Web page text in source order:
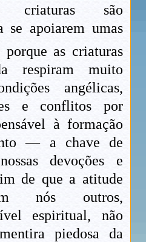
criaturas são
se apoiarem umas
porque as criaturas
respiram muito
angélicas,
e conflitos por
à formação
— a chave de
devoções e
de que a atitude
nós outros,
espiritual, não
piedosa da